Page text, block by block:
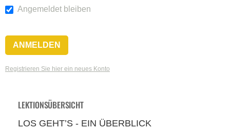
Angemeldet bleiben
Registrieren Sie hier ein neues Konto
LEKTIONSÜBERSICHT
LOS GEHT’S - EIN ÜBERBLICK